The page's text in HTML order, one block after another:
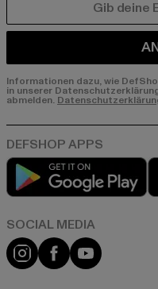
Informationen dazu, wie
in unserer
abmelden.
Instagram
FacebookYouTube